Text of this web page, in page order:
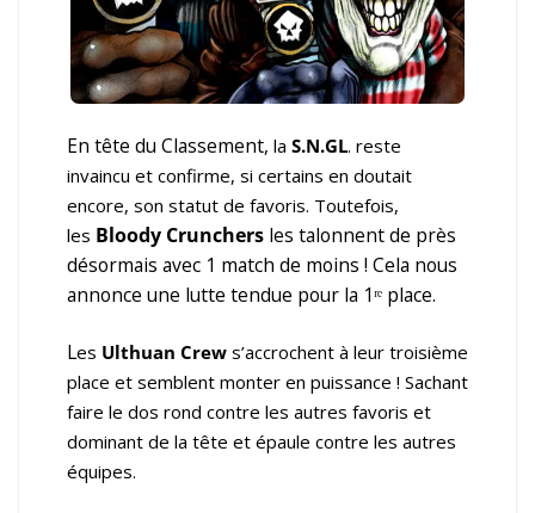
En tête du Classement, la S.N.GL. reste
invaincu et confirme, si certains en doutait
encore, son statut de favoris. Toutefois,
les Bloody Crunchers les talonnent de près
désormais avec 1 match de moins ! Cela nous
annonce une lutte tendue pour la 1ʳᵉ place.
Les Ulthuan Crew s’accrochent à leur troisième
place et semblent monter en puissance ! Sachant
faire le dos rond contre les autres favoris et
dominant de la tête et épaule contre les autres
équipes.